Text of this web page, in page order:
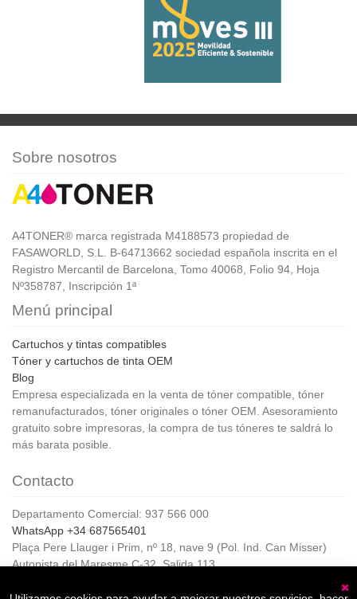
Sobre nosotros
A4TONER® marca registrada M4188573 propiedad de
FASAWORLD, S.L. B-64713662 sociedad española inscrita en el
Registro Mercantil de Barcelona, Tomo 40068, Folio 94, Hoja
Nº358787, Inscripción 1ª
Menú principal
Cartuchos y tintas compatibles
Tóner y cartuchos de tinta OEM
Blog
Empresa especializada en la venta de tóner compatible, tóner
remanufacturados, tóner originales o tóner OEM. Asesoramiento
gratuito sobre impresoras, la compra de tus tóneres te saldrá lo
más barata posible.
Contacto
Departamento Comercial: 937 566 000
WhatsApp +34 687565401
Plaça Pere Llauger i Prim, nº 18, nave 9 (Pol. Ind. Can Misser)
Autopista del Maresme C-32, Salida 113